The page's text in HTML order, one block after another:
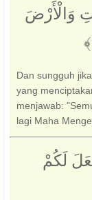
وَالْأَرْضَ
Dan sungguh
yang
menjawab:
lagi Maha
لَكُمْ